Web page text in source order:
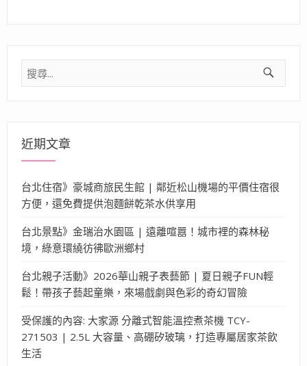
搜
尋
近期文章
台北住宿》豪城商旅民生館 | 鄰近松山機場的平價住宿很
方便，還免費提供泡麵餅乾茶水供享用
台北景點》金瑞治水園區 | 遠離喧囂！城市裡的森林秘
境，綠意環繞彷彿歐洲鄉村
台北親子活動》2026華山親子表藝節 | 夏日親子FUN輕
鬆！帶孩子藝起童樂，來場戲劇與色彩的奇幻冒險
受保護的內容: 大家源 分離式智能溫控煮茶機 TCY-
271503 | 2.5L 大容量、高硼矽玻璃，打造專屬居家茶飲
生活